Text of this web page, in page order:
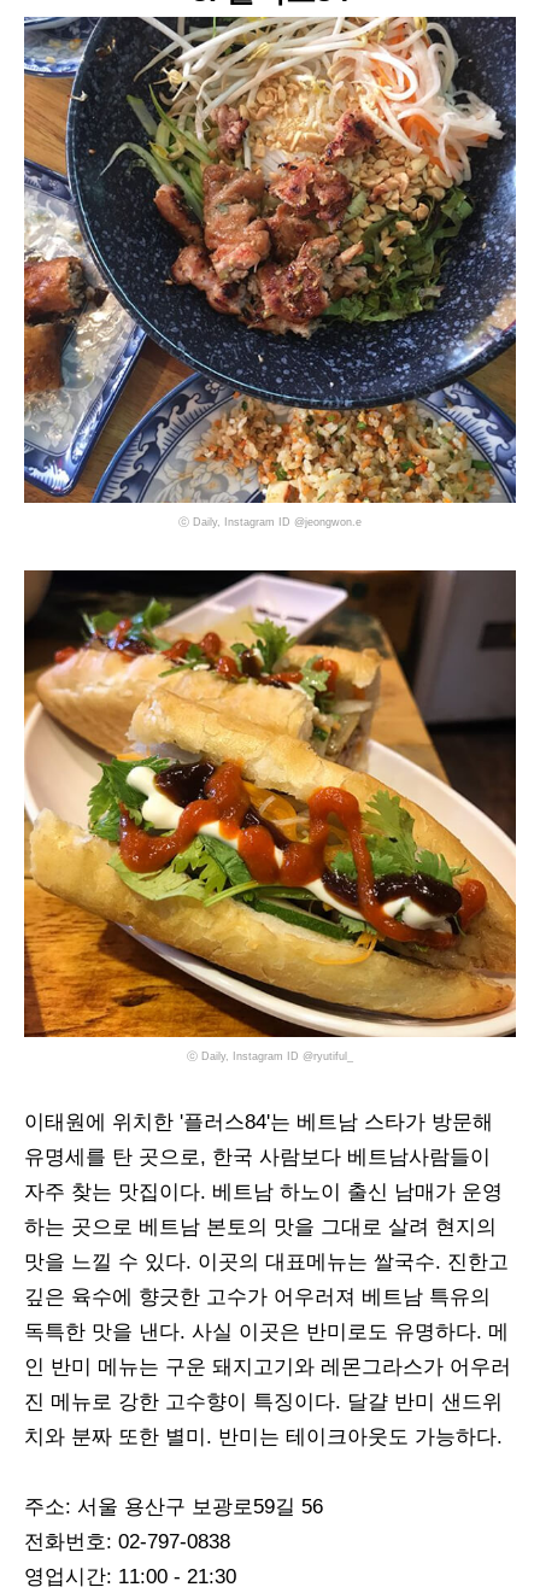
ⓒ Daily, Instagram ID @jeongwon.e
ⓒ Daily, Instagram ID @ryutiful_
이태원에 위치한 '플러스84'는 베트남 스타가 방문해
유명세를 탄 곳으로, 한국 사람보다 베트남사람들이
자주 찾는 맛집이다. 베트남 하노이 출신 남매가 운영
하는 곳으로 베트남 본토의 맛을 그대로 살려 현지의
맛을 느낄 수 있다. 이곳의 대표메뉴는 쌀국수. 진한고
깊은 육수에 향긋한 고수가 어우러져 베트남 특유의
독특한 맛을 낸다. 사실 이곳은 반미로도 유명하다. 메
인 반미 메뉴는 구운 돼지고기와 레몬그라스가 어우러
진 메뉴로 강한 고수향이 특징이다. 달걀 반미 샌드위
치와 분짜 또한 별미. 반미는 테이크아웃도 가능하다.
주소: 서울 용산구 보광로59길 56
전화번호: 02-797-0838
영업시간: 11:00 - 21:30